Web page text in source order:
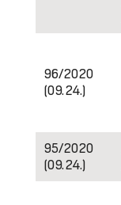
96/2020
(09.24.)
95/2020
(09.24.)